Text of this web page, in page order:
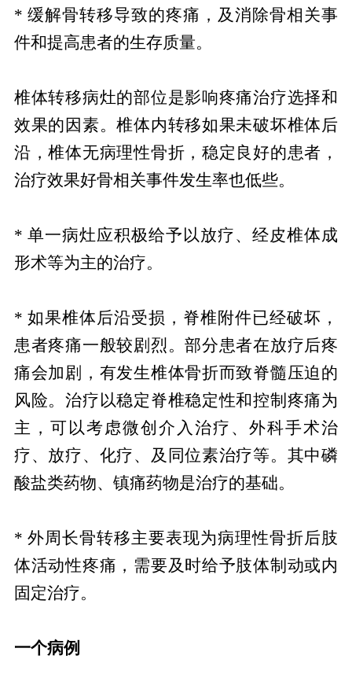
* 缓解骨转移导致的疼痛，及消除骨相关事
件和提高患者的生存质量。
椎体转移病灶的部位是影响疼痛治疗选择和
效果的因素。椎体内转移如果未破坏椎体后
沿，椎体无病理性骨折，稳定良好的患者，
治疗效果好骨相关事件发生率也低些。
* 单一病灶应积极给予以放疗、经皮椎体成
形术等为主的治疗。
* 如果椎体后沿受损，脊椎附件已经破坏，
患者疼痛一般较剧烈。部分患者在放疗后疼
痛会加剧，有发生椎体骨折而致脊髓压迫的
风险。治疗以稳定脊椎稳定性和控制疼痛为
主，可以考虑微创介入治疗、外科手术治
疗、放疗、化疗、及同位素治疗等。其中磷
酸盐类药物、镇痛药物是治疗的基础。
* 外周长骨转移主要表现为病理性骨折后肢
体活动性疼痛，需要及时给予肢体制动或内
固定治疗。
一个病例